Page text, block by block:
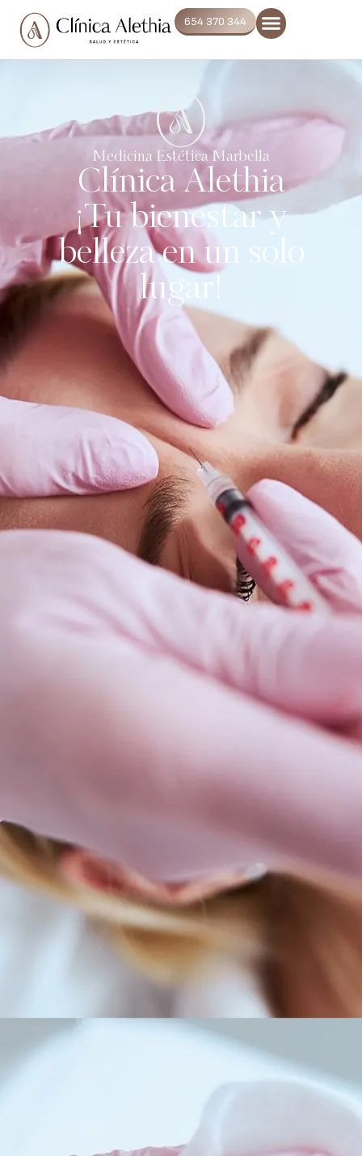
654 370 344
Medicina Estética Marbella
Clínica Alethia
¡Tu bienestar y
belleza en un solo
lugar!